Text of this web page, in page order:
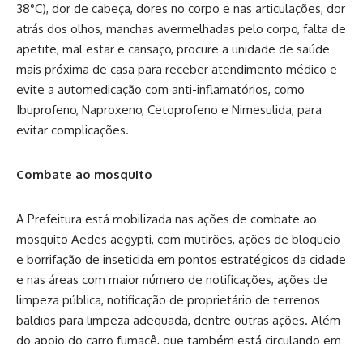
38°C), dor de cabeça, dores no corpo e nas articulações, dor
atrás dos olhos, manchas avermelhadas pelo corpo, falta de
apetite, mal estar e cansaço, procure a unidade de saúde
mais próxima de casa para receber atendimento médico e
evite a automedicação com anti-inflamatórios, como
Ibuprofeno, Naproxeno, Cetoprofeno e Nimesulida, para
evitar complicações.
Combate ao mosquito
A Prefeitura está mobilizada nas ações de combate ao
mosquito Aedes aegypti, com mutirões, ações de bloqueio
e borrifação de inseticida em pontos estratégicos da cidade
e nas áreas com maior número de notificações, ações de
limpeza pública, notificação de proprietário de terrenos
baldios para limpeza adequada, dentre outras ações. Além
do apoio do carro fumacê, que também está circulando em